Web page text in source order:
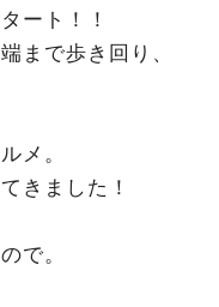
ート！！
まで歩き回り、
メ。
きました！
で。